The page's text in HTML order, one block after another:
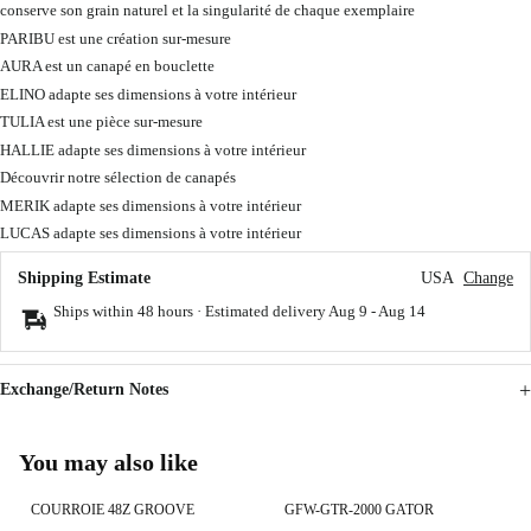
conserve son grain naturel et la singularité de chaque exemplaire
PARIBU est une création sur-mesure
AURA est un canapé en bouclette
ELINO adapte ses dimensions à votre intérieur
TULIA est une pièce sur-mesure
HALLIE adapte ses dimensions à votre intérieur
Découvrir notre sélection de canapés
MERIK adapte ses dimensions à votre intérieur
LUCAS adapte ses dimensions à votre intérieur
Shipping Estimate USA Change
Ships within 48 hours · Estimated delivery Aug 9 - Aug 14
Exchange/Return Notes
You may also like
COURROIE 48Z GROOVE GFW-GTR-2000 GATOR